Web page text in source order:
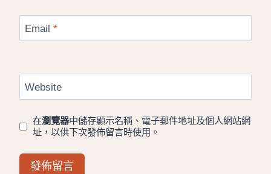
Email *
Website
在瀏覽器中儲存顯示名稱、電子郵件地址及個人網站網
址，以供下次發佈留言時使用。